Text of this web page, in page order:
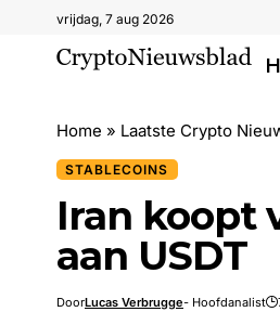
vrijdag, 7 aug 2026
Home » Laatste Crypto
STABLECOINS
Iran koopt
aan USDT
DoorLucas Verbrugge- Hoofdanalist